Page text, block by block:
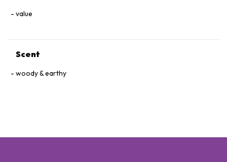
value
Scent
woody & earthy